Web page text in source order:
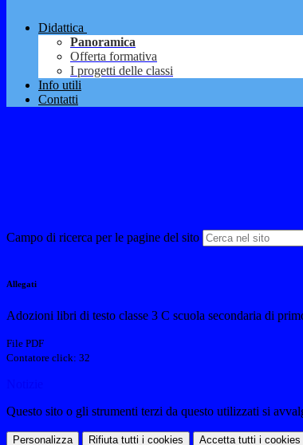
Didattica
Panoramica
Offerta formativa
I progetti delle classi
Info utili
Contatti
Campo di ricerca per le pagine del sito
Allegati
Adozioni libri di testo classe 3 C scuola secondaria di
File PDF
Contatore click: 32
Questo sito o gli strumenti terzi da questo utilizzati si
Personalizza Rifiuta tutti i cookies Accetta tutti i cookies